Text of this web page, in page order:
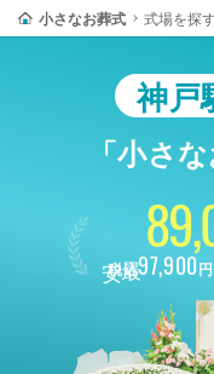
小さなお葬式 式場を探す
神戸
「小さ
税込97,900